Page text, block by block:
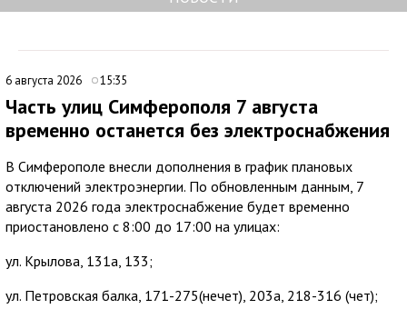
6 августа 2026 15:35
Часть улиц Симферополя 7 августа
временно останется без электроснабжения
В Симферополе внесли дополнения в график плановых
отключений электроэнергии. По обновленным данным, 7
августа 2026 года электроснабжение будет временно
приостановлено с 8:00 до 17:00 на улицах:
ул. Крылова, 131а, 133;
ул. Петровская балка, 171-275(нечет), 203а, 218-316 (чет);